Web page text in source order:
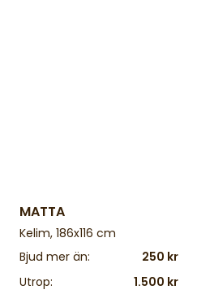
MATTA
Kelim, 186x116 cm
Bjud mer än:
250 kr
Utrop:
1.500 kr